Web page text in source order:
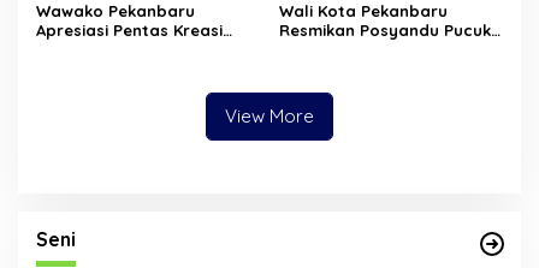
Wawako Pekanbaru
Apresiasi Pentas Kreasi
Wali Kota Pekanbaru
Resmikan Posyandu Pucuk
Masyarakat
View More
Seni